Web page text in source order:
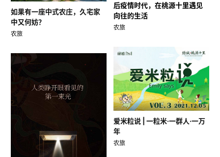
后疫情时代，在桃源十里遇见
向往的生活
农旅
如果有一座中式农庄，久宅家
中又何妨？
农旅
爱米粒说 | 一粒米·一群人·一万
年
农旅